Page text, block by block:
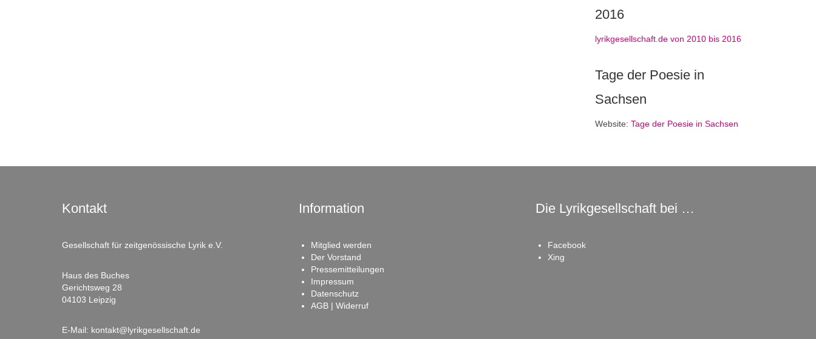
2016
lyrikgesellschaft.de von 2010 bis 2016
Tage der Poesie in
Sachsen
Website: Tage der Poesie in Sachsen
Kontakt
Gesellschaft für zeitgenössische Lyrik e.V.
Haus des Buches
Gerichtsweg 28
04103 Leipzig
E-Mail: kontakt@lyrikgesellschaft.de
Information
Mitglied werden
Der Vorstand
Pressemitteilungen
Impressum
Datenschutz
AGB | Widerruf
Die Lyrikgesellschaft bei …
Facebook
Xing